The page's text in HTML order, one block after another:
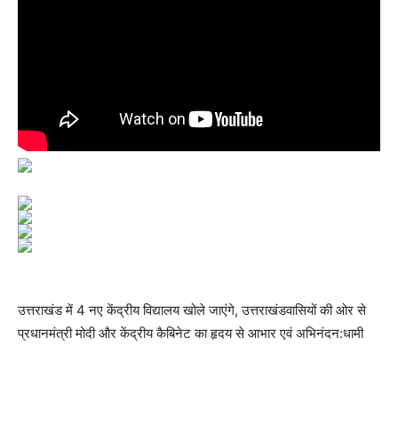
उत्तराखंड में 4 नए केंद्रीय विद्यालय खोले जाएंगे, उत्तराखंडवासियों की ओर से
प्रधानमंत्री मोदी और केंद्रीय कैबिनेट का हृदय से आभार एवं अभिनंदन:धामी